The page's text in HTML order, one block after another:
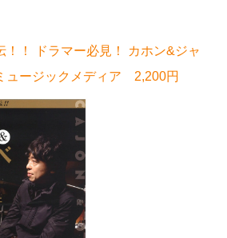
！！ ドラマー必見！ カホン&ジャ
ュージックメディア 2,200円